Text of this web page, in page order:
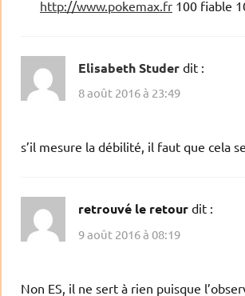
http://www.pokemax.fr 100 fiable
Elisabeth Studer dit :
8 août 2016 à 23:49
s’il mesure la débilité, il faut que cela
retrouvé le retour dit :
9 août 2016 à 08:19
Non ES, il ne sert à rien puisque